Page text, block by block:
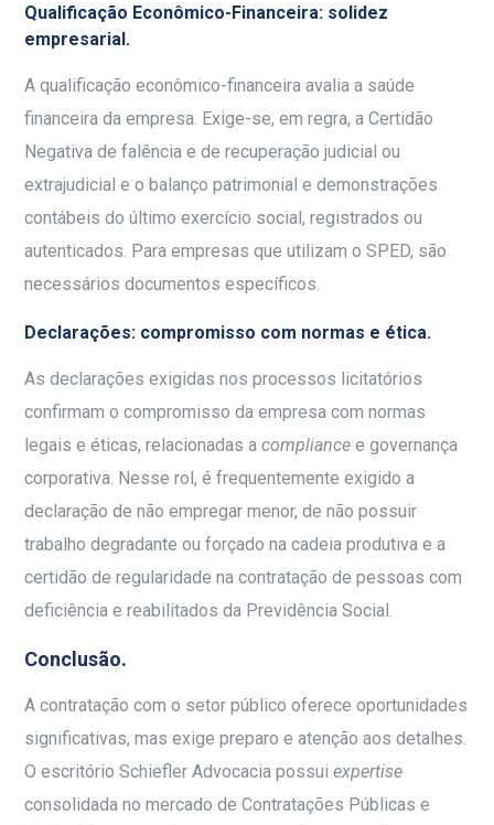
Qualificação Econômico-Financeira: solidez
empresarial.
A qualificação econômico-financeira avalia a saúde
financeira da empresa. Exige-se, em regra, a Certidão
Negativa de falência e de recuperação judicial ou
extrajudicial e o balanço patrimonial e demonstrações
contábeis do último exercício social, registrados ou
autenticados. Para empresas que utilizam o SPED, são
necessários documentos específicos.
Declarações: compromisso com normas e ética.
As declarações exigidas nos processos licitatórios
confirmam o compromisso da empresa com normas
legais e éticas, relacionadas acompliance e governança
corporativa. Nesse rol, é frequentemente exigido a
declaração de não empregar menor, de não possuir
trabalho degradante ou forçado na cadeia produtiva e a
certidão de regularidade na contratação de pessoas com
deficiência e reabilitados da Previdência Social.
Conclusão.
A contratação com o setor público oferece oportunidades
significativas, mas exige preparo e atenção aos detalhes.
O escritório Schiefler Advocacia possuiexpertise
consolidada no mercado de Contratações Públicas e